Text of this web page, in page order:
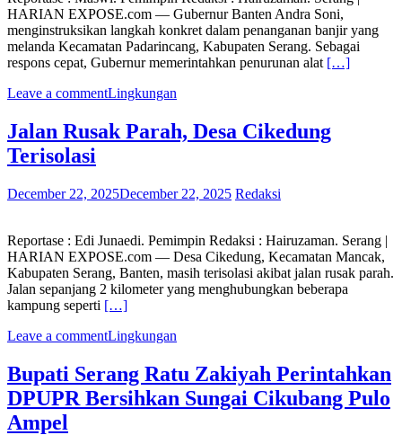
HARIAN EXPOSE.com — ​Gubernur Banten Andra Soni,
menginstruksikan langkah konkret dalam penanganan banjir yang
melanda Kecamatan Padarincang, Kabupaten Serang. Sebagai
respons cepat, Gubernur memerintahkan penurunan alat […]
Leave a commentLingkungan
Jalan Rusak Parah, Desa Cikedung
Terisolasi
December 22, 2025December 22, 2025 Redaksi
Reportase : Edi Junaedi. Pemimpin Redaksi : Hairuzaman. Serang |
HARIAN EXPOSE.com — Desa Cikedung, Kecamatan Mancak,
Kabupaten Serang, Banten, masih terisolasi akibat jalan rusak parah.
Jalan sepanjang 2 kilometer yang menghubungkan beberapa
kampung seperti […]
Leave a commentLingkungan
Bupati Serang Ratu Zakiyah Perintahkan
DPUPR Bersihkan Sungai Cikubang Pulo
Ampel